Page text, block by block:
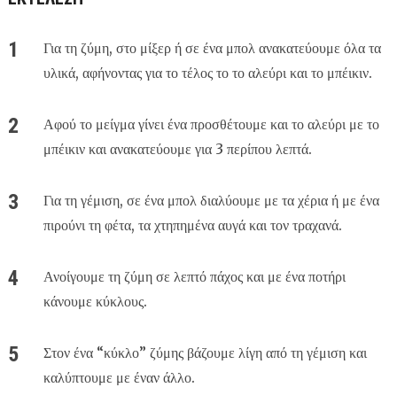
Για τη ζύμη, στο μίξερ ή σε ένα μπολ ανακατεύουμε όλα τα
υλικά, αφήνοντας για το τέλος το το αλεύρι και το μπέικιν.
Αφού το μείγμα γίνει ένα προσθέτουμε και το αλεύρι με το
μπέικιν και ανακατεύουμε για 3 περίπου λεπτά.
Για τη γέμιση, σε ένα μπολ διαλύουμε με τα χέρια ή με ένα
πιρούνι τη φέτα, τα χτηπημένα αυγά και τον τραχανά.
Ανοίγουμε τη ζύμη σε λεπτό πάχος και με ένα ποτήρι
κάνουμε κύκλους.
Στον ένα “κύκλο” ζύμης βάζουμε λίγη από τη γέμιση και
καλύπτουμε με έναν άλλο.